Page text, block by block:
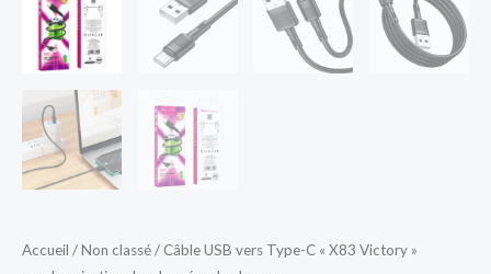
Accueil /Non classé/ Câble USB vers Type-C « X83 Victory »